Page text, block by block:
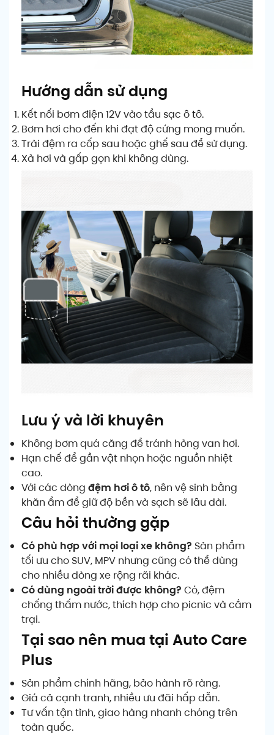
Hướng dẫn sử dụng
Kết nối bơm điện 12V vào tẩu sạc ô tô.
Bơm hơi cho đến khi đạt độ cứng mong muốn.
Trải đệm ra cốp sau hoặc ghế sau để sử dụng.
Xả hơi và gấp gọn khi không dùng.
Lưu ý và lời khuyên
Không bơm quá căng để tránh hỏng van hơi.
Hạn chế để gần vật nhọn hoặc nguồn nhiệt
cao.
Với các dòng đệm hơi ô tô, nên vệ sinh bằng
khăn ẩm để giữ độ bền và sạch sẽ lâu dài.
Câu hỏi thường gặp
Có phù hợp với mọi loại xe không? Sản phẩm
tối ưu cho SUV, MPV nhưng cũng có thể dùng
cho nhiều dòng xe rộng rãi khác.
Có dùng ngoài trời được không? Có, đệm
chống thấm nước, thích hợp cho picnic và cắm
trại.
Tại sao nên mua tại Auto Care
Plus
Sản phẩm chính hãng, bảo hành rõ ràng.
Giá cả cạnh tranh, nhiều ưu đãi hấp dẫn.
Tư vấn tận tình, giao hàng nhanh chóng trên
toàn quốc.